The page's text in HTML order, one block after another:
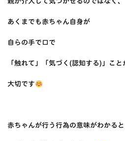
あくまでも赤ちゃん自身が
自らの手で口で
「触れて」「気づく(認知する)」こと
大切です
赤ちゃんが行う行為の意味がわかると